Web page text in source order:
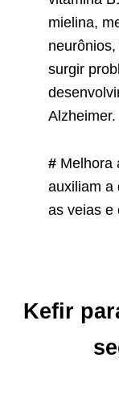
mielina,
surgir
Alzheimer.
# Melhora
auxiliam a
as veias e
Kefir